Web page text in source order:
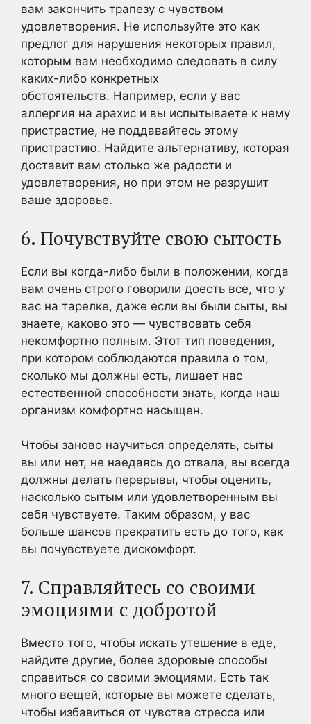
вам закончить трапезу с чувством
удовлетворения. Не используйте это как
предлог для нарушения некоторых правил,
которым вам необходимо следовать в силу
каких-либо конкретных
обстоятельств. Например, если у вас
аллергия на арахис и вы испытываете к нему
пристрастие, не поддавайтесь этому
пристрастию. Найдите альтернативу, которая
доставит вам столько же радости и
удовлетворения, но при этом не разрушит
ваше здоровье.
6. Почувствуйте свою сытость
Если вы когда-либо были в положении, когда
вам очень строго говорили доесть все, что у
вас на тарелке, даже если вы были сыты, вы
знаете, каково это — чувствовать себя
некомфортно полным. Этот тип поведения,
при котором соблюдаются правила о том,
сколько мы должны есть, лишает нас
естественной способности знать, когда наш
организм комфортно насыщен.
Чтобы заново научиться определять, сыты
вы или нет, не наедаясь до отвала, вы всегда
должны делать перерывы, чтобы оценить,
насколько сытым или удовлетворенным вы
себя чувствуете. Таким образом, у вас
больше шансов прекратить есть до того, как
вы почувствуете дискомфорт.
7. Справляйтесь со своими
эмоциями с добротой
Вместо того, чтобы искать утешение в еде,
найдите другие, более здоровые способы
справиться со своими эмоциями. Есть так
много вещей, которые вы можете сделать,
чтобы избавиться от чувства стресса или